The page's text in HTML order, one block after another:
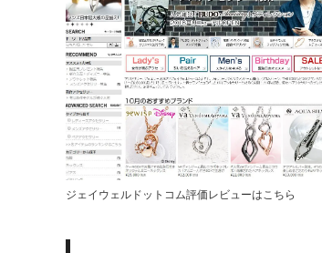
ジェイウェルドットコム評価レビューはこちら